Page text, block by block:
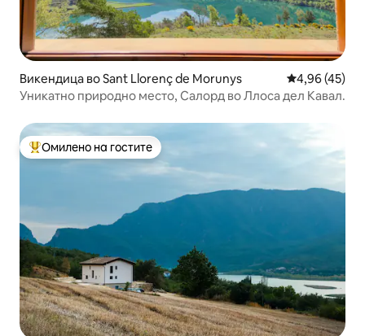
Викендица во Sant Llorenç de Morunys Просечна
4,96 (45)
Уникатно природно место, Салорд во Ллоса дел Кавал.
Меѓу најуспешните „Омилени на гостите“
Омилено на гостите